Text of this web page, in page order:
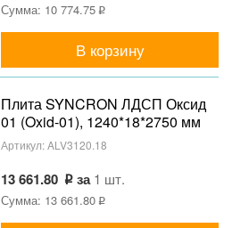
Сумма: 10 774.75
В корзину
Плита SYNCRON ЛДСП Оксид
01 (Oxid-01), 1240*18*2750 мм
Артикул:ALV3120.18
13 661.80 за1 шт.
Сумма: 13 661.80